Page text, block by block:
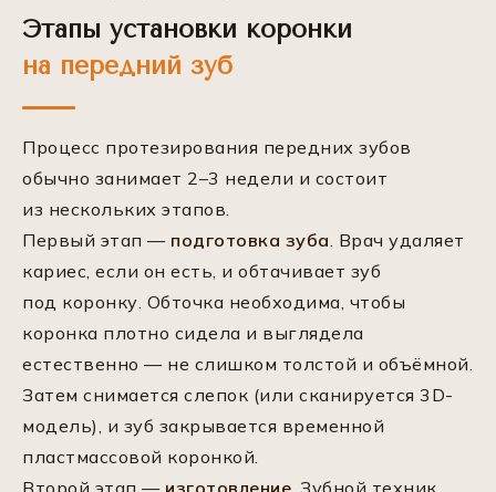
Этапы установки коронки
на передний зуб
Процесс протезирования передних зубов
обычно занимает 2–3 недели и состоит
из нескольких этапов.
Первый этап — подготовка зуба. Врач удаляет
кариес, если он есть, и обтачивает зуб
под коронку. Обточка необходима, чтобы
коронка плотно сидела и выглядела
естественно — не слишком толстой и объёмной.
Затем снимается слепок (или сканируется 3D-
модель), и зуб закрывается временной
пластмассовой коронкой.
Второй этап — изготовление. Зубной техник